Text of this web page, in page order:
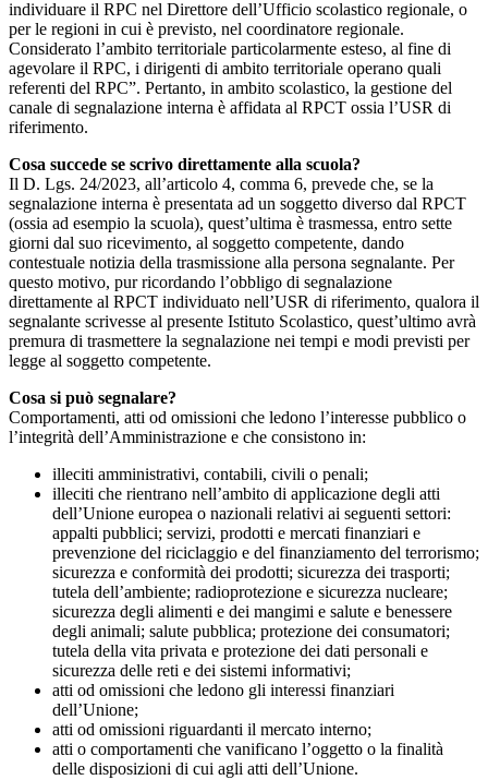
individuare il RPC nel Direttore dell’Ufficio scolastico regionale, o
per le regioni in cui è previsto, nel coordinatore regionale.
Considerato l’ambito territoriale particolarmente esteso, al fine di
agevolare il RPC, i dirigenti di ambito territoriale operano quali
referenti del RPC”. Pertanto, in ambito scolastico, la gestione del
canale di segnalazione interna è affidata al RPCT ossia l’USR di
riferimento.
Cosa succede se scrivo direttamente alla scuola?
Il D. Lgs. 24/2023, all’articolo 4, comma 6, prevede che, se la
segnalazione interna è presentata ad un soggetto diverso dal RPCT
(ossia ad esempio la scuola), quest’ultima è trasmessa, entro sette
giorni dal suo ricevimento, al soggetto competente, dando
contestuale notizia della trasmissione alla persona segnalante. Per
questo motivo, pur ricordando l’obbligo di segnalazione
direttamente al RPCT individuato nell’USR di riferimento, qualora il
segnalante scrivesse al presente Istituto Scolastico, quest’ultimo avrà
premura di trasmettere la segnalazione nei tempi e modi previsti per
legge al soggetto competente.
Cosa si può segnalare?
Comportamenti, atti od omissioni che ledono l’interesse pubblico o
l’integrità dell’Amministrazione e che consistono in:
illeciti amministrativi, contabili, civili o penali;
illeciti che rientrano nell’ambito di applicazione degli atti
dell’Unione europea o nazionali relativi ai seguenti settori:
appalti pubblici; servizi, prodotti e mercati finanziari e
prevenzione del riciclaggio e del finanziamento del terrorismo;
sicurezza e conformità dei prodotti; sicurezza dei trasporti;
tutela dell’ambiente; radioprotezione e sicurezza nucleare;
sicurezza degli alimenti e dei mangimi e salute e benessere
degli animali; salute pubblica; protezione dei consumatori;
tutela della vita privata e protezione dei dati personali e
sicurezza delle reti e dei sistemi informativi;
atti od omissioni che ledono gli interessi finanziari
dell’Unione;
atti od omissioni riguardanti il mercato interno;
atti o comportamenti che vanificano l’oggetto o la finalità
delle disposizioni di cui agli atti dell’Unione.